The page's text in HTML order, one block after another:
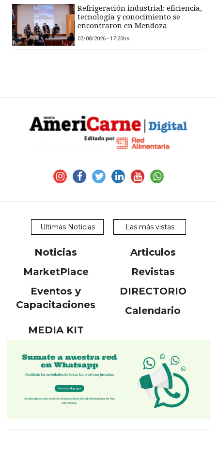
Refrigeración industrial: eficiencia,
tecnología y conocimiento se
encontraron en Mendoza
07/08/2026 - 17:20hs.
Ultimas Noticias Las más vistas
Noticias
Articulos
MarketPlace
Revistas
Eventos y
Capacitaciones
DIRECTORIO
Calendario
MEDIA KIT